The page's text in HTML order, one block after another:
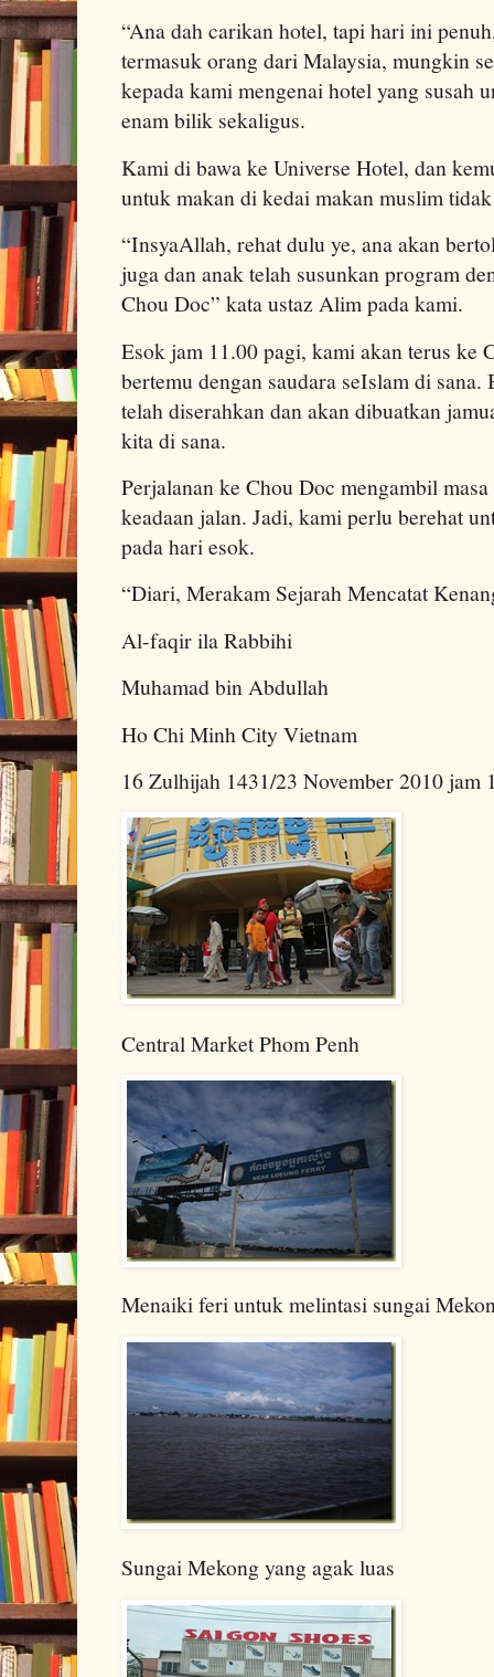
“Ana dah carikan hotel, tapi hari ini
termasuk orang dari Malaysia, mungkin
kepada kami mengenai hotel yang susah
enam bilik sekaligus.
Kami di bawa ke Universe Hotel, dan
untuk makan di kedai makan muslim
“InsyaAllah, rehat dulu ye, ana akan
juga dan anak telah susunkan program
Chou Doc” kata ustaz Alim pada kami.
Esok jam 11.00 pagi, kami akan terus ke
bertemu dengan saudara seIslam di sana.
telah diserahkan dan akan dibuatkan
kita di sana.
Perjalanan ke Chou Doc mengambil
keadaan jalan. Jadi, kami perlu berehat
pada hari esok.
“Diari, Merakam Sejarah Mencatat
Al-faqir ila Rabbihi
Muhamad bin Abdullah
Ho Chi Minh City Vietnam
16 Zulhijah 1431/23 November 2010 jam
Central Market Phom Penh
Menaiki feri untuk melintasi sungai
Sungai Mekong yang agak luas